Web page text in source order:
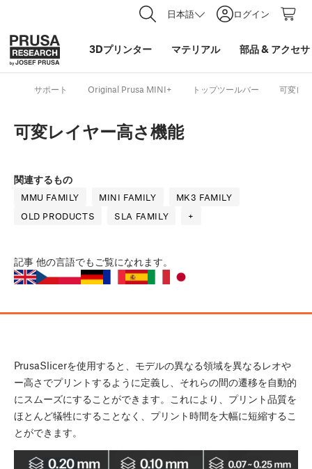
日本語 ログイン
3Dプリンター マテリアル 部品& アクセ
サポート Original Prusa MINI+ トップツールバー 可変レ
可変レイヤー高さ機能
関連するもの
MMU FAMILY MINI FAMILY
MK3 FAMILY
OLD PRODUCTS
SLA FAMILY +
記事 他の言語でもご覧になれます。
PrusaSlicerを使用すると、モデルの異なる領域を異なるレオや
ー高さでプリントするように定義し、それらの間の遷移を自動的
にスムーズにすることができます。これにより、プリント品質を
ほとんど犠牲にすることなく、プリント時間を大幅に短縮するこ
とができます。